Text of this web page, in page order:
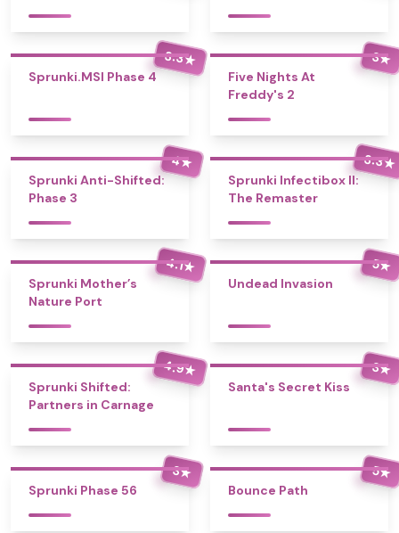
3.3★
Sprunki.MSI Phase 4
3★
Five Nights At
Freddy's 2
4★
Sprunki Anti-Shifted:
Phase 3
3.3★
Sprunki Infectibox II:
The Remaster
4.1★
Sprunki Mother’s
Nature Port
5★
Undead Invasion
4.9★
Sprunki Shifted:
Partners in Carnage
3★
Santa's Secret Kiss
3★
Sprunki Phase 56
5★
Bounce Path